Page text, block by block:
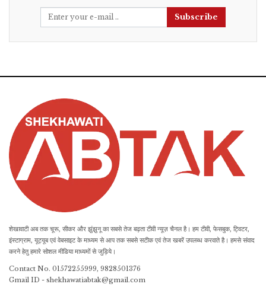
Subscribe
शेखावाटी अब तक चूरू, सीकर और झुंझुनू का सबसे तेज बढ़ता टीवी न्यूज़ चैनल है। हम टीवी, फेसबुक, ट्विटर,
इंस्टाग्राम, यूट्यूब एवं वेबसाइट के माध्यम से आप तक सबसे सटीक एवं तेज खबरें उपलब्ध करवाते है। हमसे संवाद
करने हेतु हमारे सोशल मीडिया माध्यमों से जुड़िये।
Contact No. 01572255999, 9828501376
Gmail ID - shekhawatiabtak@gmail.com